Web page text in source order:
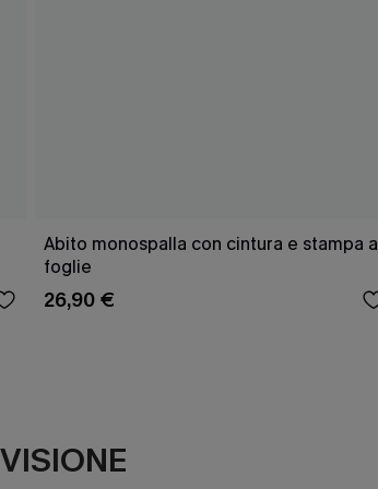
Abito monospalla con cintura e stampa a
foglie
26,90 €